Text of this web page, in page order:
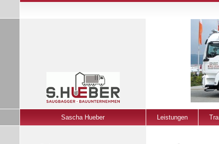
Sascha Hueber Leistungen